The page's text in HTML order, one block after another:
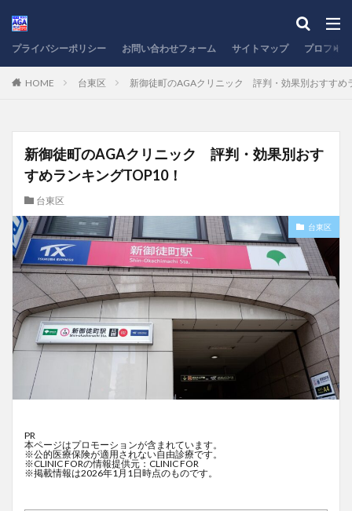
プライバシーポリシー お問い合わせフォーム サイトマップ プロフィ
HOME 台東区 新御徒町のAGAクリニック 評判・効果別おすすめ
新御徒町のAGAクリニック 評判・効果別おす
すめランキングTOP10！
台東区
台東区
PR
本ページはプロモーションが含まれています。
※公的医療保険が適用されない自由診療です。
※CLINIC FORの情報提供元：CLINIC FOR
※掲載情報は2026年1月1日時点のものです。